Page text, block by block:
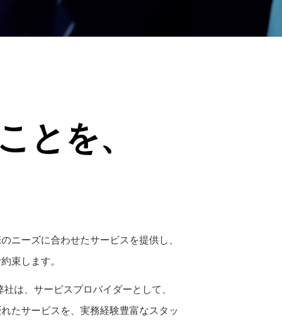
とを、
ニーズに合わせたサービスを提供し、
束します。
は、サービスプロバイダーとして、
たサービスを、実務経験豊富なスタッ